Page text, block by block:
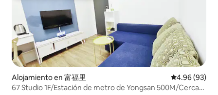
Alojamiento en 富福里 Calificación
4.96 (93)
67 Studio 1F/Estación de metro de Yongsan 500M/Cerca